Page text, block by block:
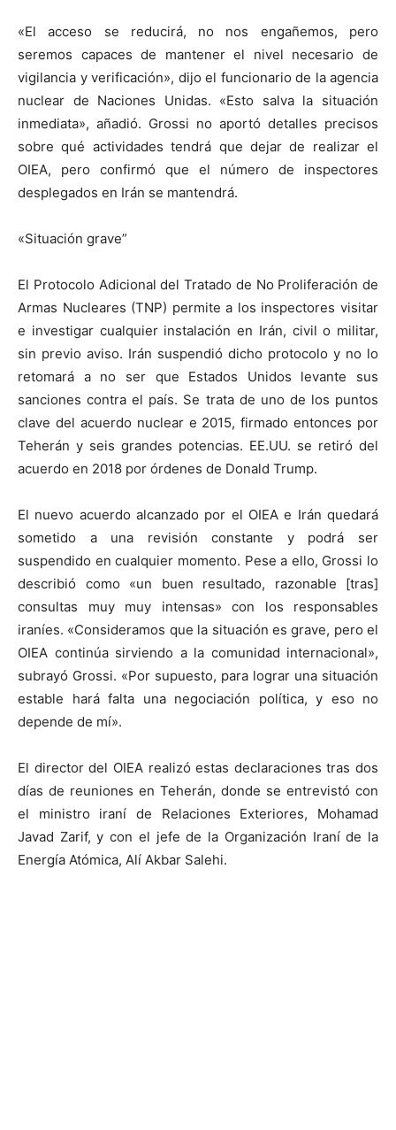
«El acceso se reducirá, no nos engañemos, pero
seremos capaces de mantener el nivel necesario de
vigilancia y verificación», dijo el funcionario de la agencia
nuclear de Naciones Unidas. «Esto salva la situación
inmediata», añadió. Grossi no aportó detalles precisos
sobre qué actividades tendrá que dejar de realizar el
OIEA, pero confirmó que el número de inspectores
desplegados en Irán se mantendrá.
«Situación grave”
El Protocolo Adicional del Tratado de No Proliferación de
Armas Nucleares (TNP) permite a los inspectores visitar
e investigar cualquier instalación en Irán, civil o militar,
sin previo aviso. Irán suspendió dicho protocolo y no lo
retomará a no ser que Estados Unidos levante sus
sanciones contra el país. Se trata de uno de los puntos
clave del acuerdo nuclear e 2015, firmado entonces por
Teherán y seis grandes potencias. EE.UU. se retiró del
acuerdo en 2018 por órdenes de Donald Trump.
El nuevo acuerdo alcanzado por el OIEA e Irán quedará
sometido a una revisión constante y podrá ser
suspendido en cualquier momento. Pese a ello, Grossi lo
describió como «un buen resultado, razonable [tras]
consultas muy muy intensas» con los responsables
iraníes. «Consideramos que la situación es grave, pero el
OIEA continúa sirviendo a la comunidad internacional»,
subrayó Grossi. «Por supuesto, para lograr una situación
estable hará falta una negociación política, y eso no
depende de mí».
El director del OIEA realizó estas declaraciones tras dos
días de reuniones en Teherán, donde se entrevistó con
el ministro iraní de Relaciones Exteriores, Mohamad
Javad Zarif, y con el jefe de la Organización Iraní de la
Energía Atómica, Alí Akbar Salehi.